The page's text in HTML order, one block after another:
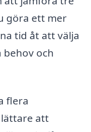
göra ett mer
tid åt att välja
behov och
flera
att